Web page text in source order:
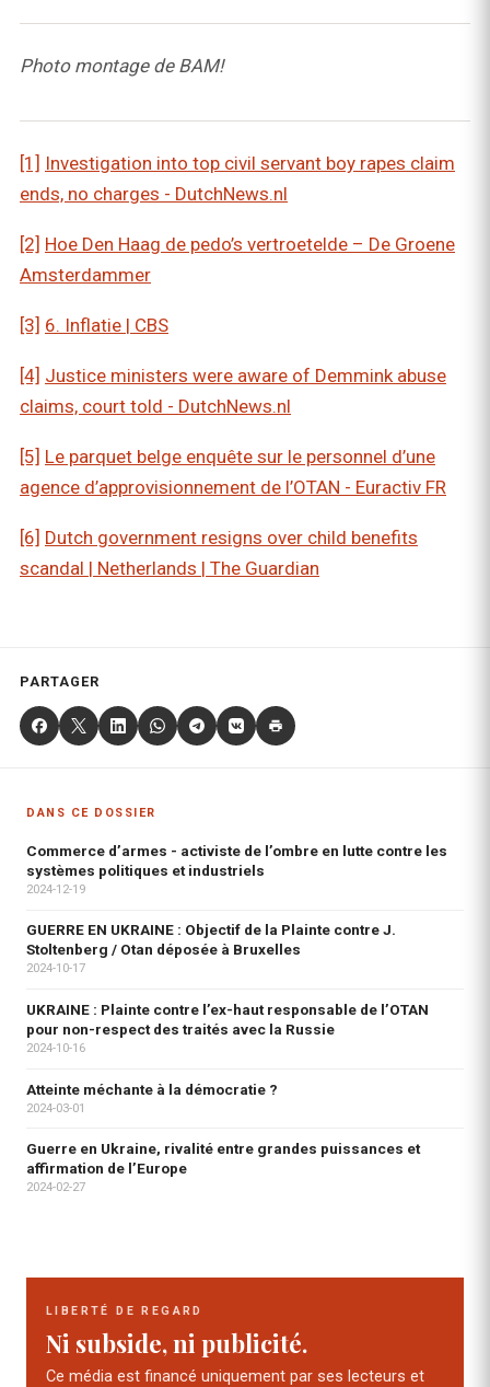
Photo montage de BAM!
[1] Investigation into top civil servant boy rapes claim
ends, no charges - DutchNews.nl
[2] Hoe Den Haag de pedo’s vertroetelde – De Groene
Amsterdammer
[3] 6. Inflatie | CBS
[4] Justice ministers were aware of Demmink abuse
claims, court told - DutchNews.nl
[5] Le parquet belge enquête sur le personnel d’une
agence d’approvisionnement de l’OTAN - Euractiv FR
[6] Dutch government resigns over child benefits
scandal | Netherlands | The Guardian
PARTAGER
DANS CE DOSSIER
Commerce d’armes - activiste de l’ombre en lutte contre les
systèmes politiques et industriels
2024-12-19
GUERRE EN UKRAINE : Objectif de la Plainte contre J.
Stoltenberg / Otan déposée à Bruxelles
2024-10-17
UKRAINE : Plainte contre l’ex-haut responsable de l’OTAN
pour non-respect des traités avec la Russie
2024-10-16
Atteinte méchante à la démocratie ?
2024-03-01
Guerre en Ukraine, rivalité entre grandes puissances et
affirmation de l’Europe
2024-02-27
LIBERTÉ DE REGARD
Ni subside, ni publicité.
Ce média est financé uniquement par ses lecteurs et